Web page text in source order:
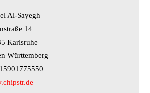
Al-Sayegh
14
Karlsruhe
Württemberg